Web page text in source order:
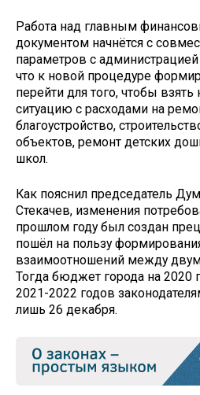
Работа над главным
документом начнётся с
параметров с администрацией
что к новой процедуре
перейти для того, чтобы
ситуацию с расходами на
благоустройство,
объектов, ремонт детских
школ.
Как пояснил председатель
Стекачев, изменения
прошлом году был создан
пошёл на пользу
взаимоотношений между
Тогда бюджет города на 2020
2021-2022 годов
лишь 26 декабря.